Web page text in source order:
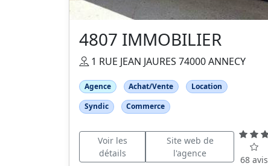
4807 IMMOBILIER
1 RUE JEAN JAURES 74000 ANNECY
Agence Achat/Vente
Location
Syndic
Commerce
Voir les
détails
Site web de
l'agence
68 avis